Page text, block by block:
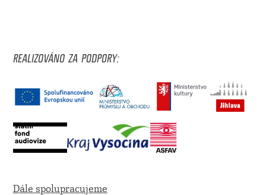
REALIZOVÁNO ZA PODPORY:
Dále spolupracujeme